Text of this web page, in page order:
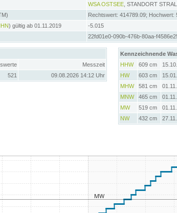
WSA OSTSEE , STANDORT
Rechtswert: 414789.09; Hochwert:
) gültig ab 01.11.2019
-5.015
22fd01e0-090b-476b-80aa-
Messzeit
521 09.08.2026 14:12 Uhr
Kennzeichnende
HHW
609 cm
HW
603 cm
MHW
581 cm
MNW
465 cm
MW
519 cm
NW
432 cm